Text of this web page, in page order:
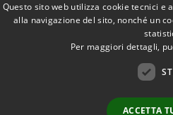
Questo sito web utilizza cookie tecnici
alla navigazione del sito, nonché un
Per maggiori dettagli,
ACCETTA